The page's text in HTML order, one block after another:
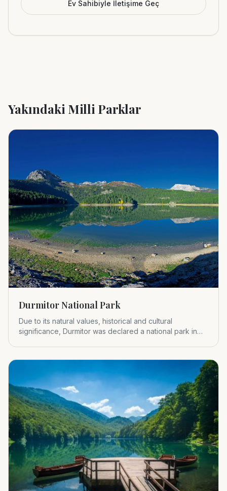
Ev Sahibiyle İletişime Geç
Yakındaki Milli Parklar
Durmitor National Park
Due to its natural values, historical and cultural
significance, Durmitor was declared a national park in